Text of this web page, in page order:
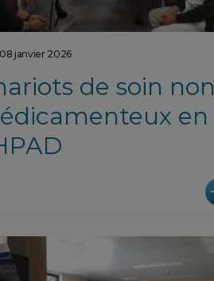
janvier 2026
de soin non
en